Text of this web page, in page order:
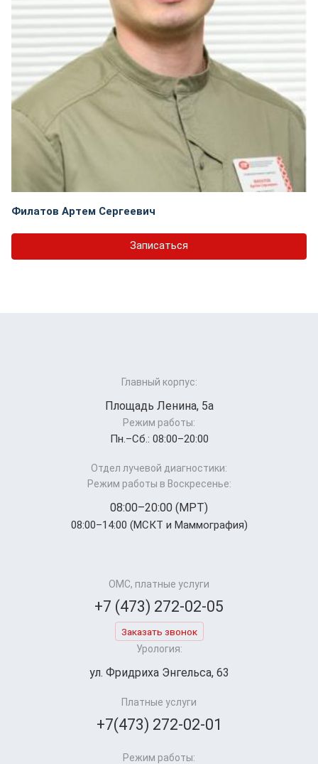
Филатов Артем Сергеевич
Записаться
Главный корпус:
Площадь Ленина, 5а
Режим работы:
Пн.–Cб.: 08:00–20:00
Отдел лучевой диагностики:
Режим работы в Воскресенье:
08:00–20:00 (МРТ)
08:00–14:00 (МСКТ и Маммография)
ОМС, платные услуги
+7 (473) 272-02-05
Заказать звонок
Урология:
ул. Фридриха Энгельса, 63
Платные услуги
+7(473) 272-02-01
Режим работы: